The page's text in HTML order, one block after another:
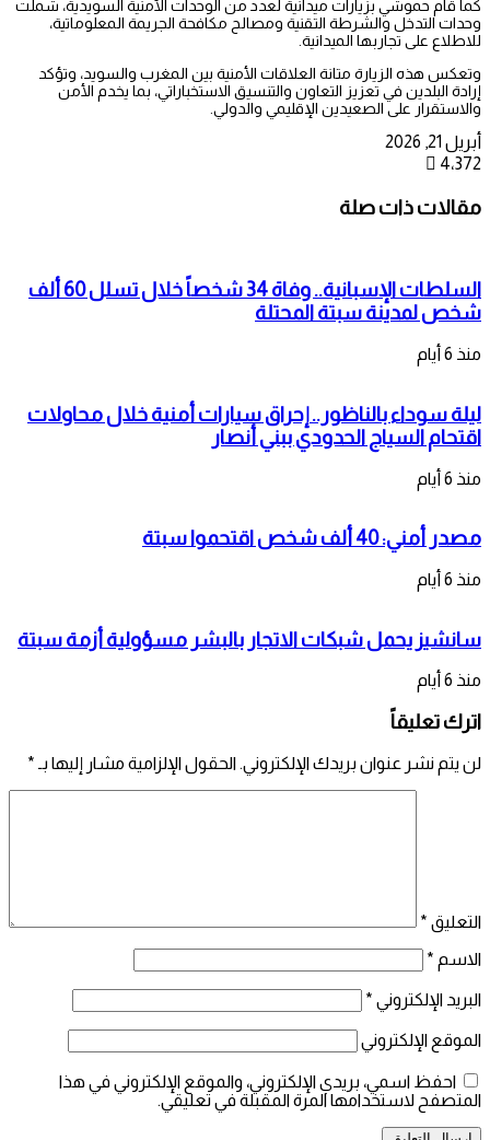
كما قام حموشي بزيارات ميدانية لعدد من الوحدات الأمنية السويدية، شملت
وحدات التدخل والشرطة التقنية ومصالح مكافحة الجريمة المعلوماتية،
للاطلاع على تجاربها الميدانية.
وتعكس هذه الزيارة متانة العلاقات الأمنية بين المغرب والسويد، وتؤكد
إرادة البلدين في تعزيز التعاون والتنسيق الاستخباراتي، بما يخدم الأمن
والاستقرار على الصعيدين الإقليمي والدولي.
أبريل 21, 2026
4٬372
مقالات ذات صلة
السلطات الإسبانية.. وفاة 34 شخصاً خلال تسلل 60 ألف
شخص لمدينة سبتة المحتلة
منذ 6 أيام
ليلة سوداء بالناظور.. إحراق سيارات أمنية خلال محاولات
اقتحام السياج الحدودي ببني أنصار
منذ 6 أيام
مصدر أمني: 40 ألف شخص اقتحموا سبتة
منذ 6 أيام
سانشيز يحمل شبكات الاتجار بالبشر مسؤولية أزمة سبتة
منذ 6 أيام
اترك تعليقاً
لن يتم نشر عنوان بريدك الإلكتروني. الحقول الإلزامية مشار إليها بـ *
التعليق *
الاسم *
البريد الإلكتروني *
الموقع الإلكتروني
احفظ اسمي، بريدي الإلكتروني، والموقع الإلكتروني في هذا
المتصفح لاستخدامها المرة المقبلة في تعليقي.